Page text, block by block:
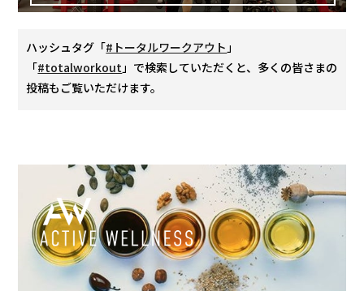
ハッシュタグ「#トータルワークアウト 」
「#totalworkout 」で検索していただくと、多くの皆さまの
投稿もご覧いただけます。